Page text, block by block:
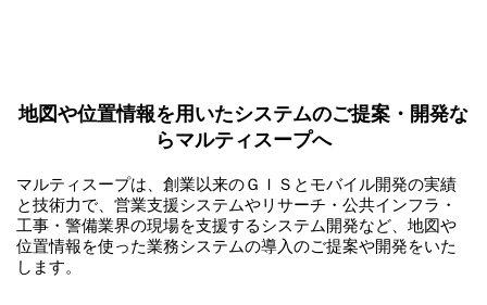
地図や位置情報を用いたシステムのご提案・開発な
らマルティスープへ
マルティスープは、創業以来のＧＩＳとモバイル開発の実績
と技術力で、営業支援システムやリサーチ・公共インフラ・
工事・警備業界の現場を支援するシステム開発など、地図や
位置情報を使った業務システムの導入のご提案や開発をいた
します。